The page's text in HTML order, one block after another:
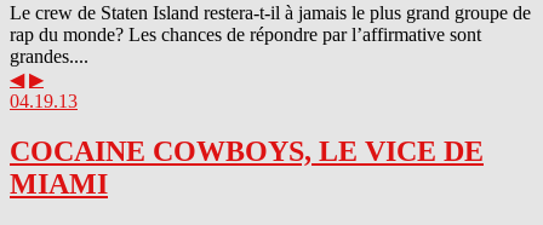
Le crew de Staten Island restera-t-il à jamais le plus grand groupe de
rap du monde? Les chances de répondre par l’affirmative sont
grandes....
◀ ▶
04.19.13
COCAINE COWBOYS, LE VICE DE
MIAMI